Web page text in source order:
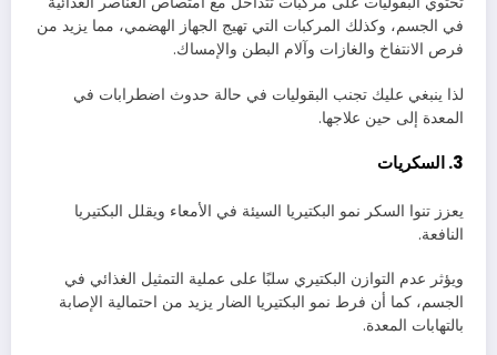
في الجسم، وكذلك المركبات التي تهيج الجهاز الهضمي، مما يزيد من
فرص الانتفاخ والغازات وآلام البطن والإمساك.
لذا ينبغي عليك تجنب البقوليات في حالة حدوث اضطرابات في
المعدة إلى حين علاجها.
3. السكريات
يعزز تنوا السكر نمو البكتيريا السيئة في الأمعاء ويقلل البكتيريا
النافعة.
ويؤثر عدم التوازن البكتيري سلبًا على عملية التمثيل الغذائي في
الجسم، كما أن فرط نمو البكتيريا الضار يزيد من احتمالية الإصابة
بالتهابات المعدة.